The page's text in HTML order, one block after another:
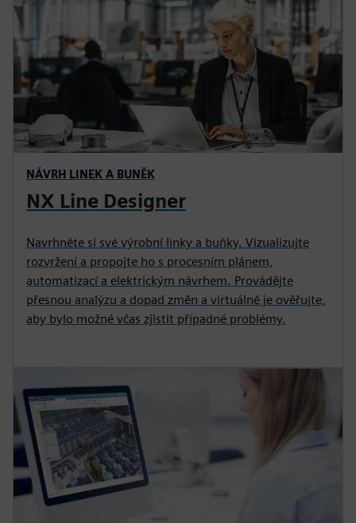
NÁVRH LINEK A BUNĚK
NX Line Designer
Navrhněte si své výrobní linky a buňky. Vizualizujte
rozvržení a propojte ho s procesním plánem,
automatizací a elektrickým návrhem. Provádějte
přesnou analýzu a dopad změn a virtuálně je ověřujte,
aby bylo možné včas zjistit případné problémy.